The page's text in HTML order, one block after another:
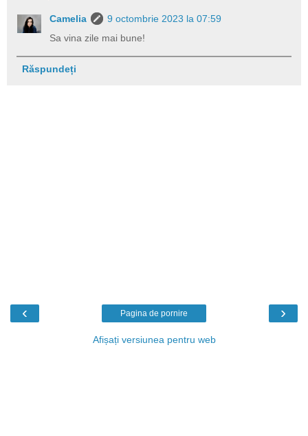
Camelia
9 octombrie 2023 la 07:59
Sa vina zile mai bune!
Răspundeți
‹ ›
Pagina de pornire
Afișați versiunea pentru web